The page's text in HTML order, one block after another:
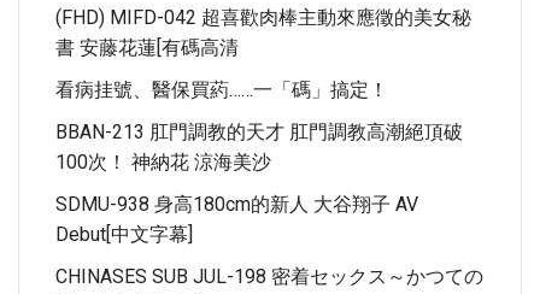
(FHD) MIFD-042 超喜歡肉棒主動來應徵的美女秘
書 安藤花蓮[有碼高清
看病挂號、醫保買葯……一「碼」搞定！
BBAN-213 肛門調教的天才 肛門調教高潮絕頂破
100次！ 神納花 涼海美沙
SDMU-938 身高180cm的新人 大谷翔子 AV
Debut[中文字幕]
CHINASES SUB JUL-198 密着セックス～かつての